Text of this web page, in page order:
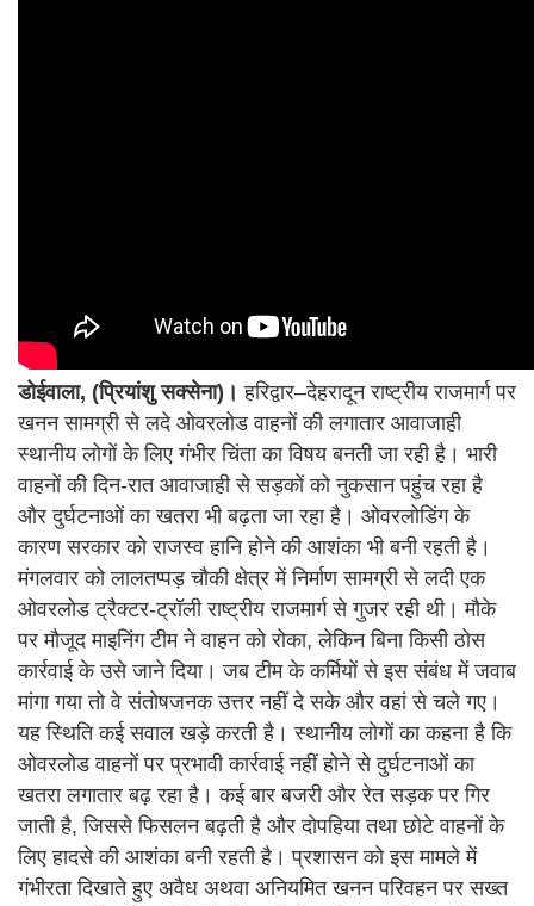
डोईवाला, (प्रियांशु सक्सेना)। हरिद्वार–देहरादून राष्ट्रीय राजमार्ग पर
खनन सामग्री से लदे ओवरलोड वाहनों की लगातार आवाजाही
स्थानीय लोगों के लिए गंभीर चिंता का विषय बनती जा रही है। भारी
वाहनों की दिन-रात आवाजाही से सड़कों को नुकसान पहुंच रहा है
और दुर्घटनाओं का खतरा भी बढ़ता जा रहा है। ओवरलोडिंग के
कारण सरकार को राजस्व हानि होने की आशंका भी बनी रहती है।
मंगलवार को लालतप्पड़ चौकी क्षेत्र में निर्माण सामग्री से लदी एक
ओवरलोड ट्रैक्टर-ट्रॉली राष्ट्रीय राजमार्ग से गुजर रही थी। मौके
पर मौजूद माइनिंग टीम ने वाहन को रोका, लेकिन बिना किसी ठोस
कार्रवाई के उसे जाने दिया। जब टीम के कर्मियों से इस संबंध में जवाब
मांगा गया तो वे संतोषजनक उत्तर नहीं दे सके और वहां से चले गए।
यह स्थिति कई सवाल खड़े करती है। स्थानीय लोगों का कहना है कि
ओवरलोड वाहनों पर प्रभावी कार्रवाई नहीं होने से दुर्घटनाओं का
खतरा लगातार बढ़ रहा है। कई बार बजरी और रेत सड़क पर गिर
जाती है, जिससे फिसलन बढ़ती है और दोपहिया तथा छोटे वाहनों के
लिए हादसे की आशंका बनी रहती है। प्रशासन को इस मामले में
गंभीरता दिखाते हुए अवैध अथवा अनियमित खनन परिवहन पर सख्त